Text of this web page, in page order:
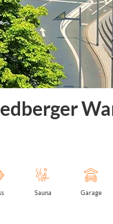
Sauna Garage